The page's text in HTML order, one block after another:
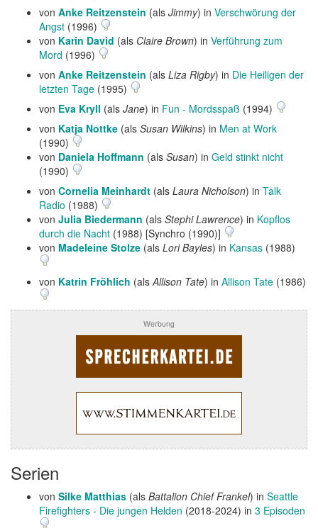
von Anke Reitzenstein (als Jimmy) in Verschwörung der
Angst (1996)
von Karin David (als Claire Brown) in Verführung zum
Mord (1996)
von Anke Reitzenstein (als Liza Rigby) in Die Heiligen der
letzten Tage (1995)
von Eva Kryll (als Jane) in Fun - Mordsspaß (1994)
von Katja Nottke (als Susan Wilkins) in Men at Work
(1990)
von Daniela Hoffmann (als Susan) in Geld stinkt nicht
(1990)
von Cornelia Meinhardt (als Laura Nicholson) in Talk
Radio (1988)
von Julia Biedermann (als Stephi Lawrence) in Kopflos
durch die Nacht (1988) [Synchro (1990)]
von Madeleine Stolze (als Lori Bayles) in Kansas (1988)
von Katrin Fröhlich (alsAllison Tate) in Allison Tate (1986)
Werbung
Serien
von Silke Matthias (als Battalion Chief Frankel) in Seattle
Firefighters - Die jungen Helden (2018-2024) in 3 Episoden